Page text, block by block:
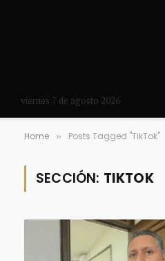
viernes 7 de agosto 2026
Home » Posts Tagged "TikTok"
SECCIÓN: TIKTOK